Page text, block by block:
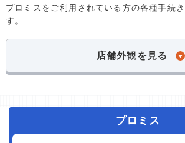
プロミスをご利用されている方の各種手続
す。
店舗外観を見る
プロミス